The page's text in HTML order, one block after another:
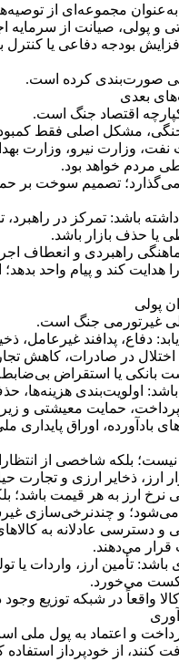
به‌عنوان مجموعه‌ای از
و پولی، صیانت از سرمایه
بودجه دفاعی یا
صورت‌بندی کرده است.
اقتصاد جنگ است.
مشکل اصلی فقط کمبود
وزارت نیرو، وزارت
مردم خواهد بود.
تصمیم سوخت بر
باشد: تمرکز در راهبرد،
یا حذف بازار باشد.
راهبردی و انعطاف
را هدایت کند و پیام واحد
غیرتورمی جنگ است.
دفاع، پدافند
در صادرات، کاهش
بانکی یا استقراض
باشد: اولویت‌بندی
پرداخت، حمایت معیشتی و
بادآورده، اوراق
نیست؛ بلکه شاخصی از
ارز، ذخایر ارزی و تجارت
ارز به هر قیمت باشد؛
و چندنرخی‌سازی
و دسترسی عادلانه به
قرار می‌دهند.
باشد: تأمین ارز، واردات
می‌خورد.
واقعاً در شبکه توزیع
و اعتماد به پول ملی
کنند، از خودپرداز